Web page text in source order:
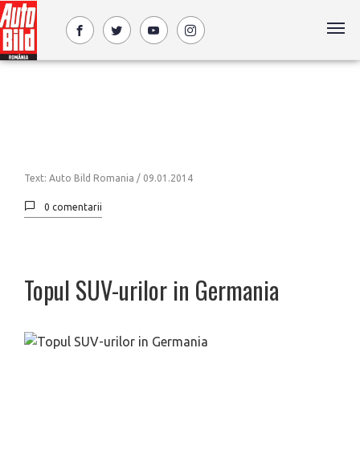
Text: Auto Bild Romania / 09.01.2014
0 comentarii
Topul SUV-urilor in Germania